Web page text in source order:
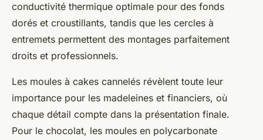
conductivité thermique optimale pour des fonds
dorés et croustillants, tandis que les cercles à
entremets permettent des montages parfaitement
droits et professionnels.
Les moules à cakes cannelés révèlent toute leur
importance pour les madeleines et financiers, où
chaque détail compte dans la présentation finale.
Pour le chocolat, les moules en polycarbonate